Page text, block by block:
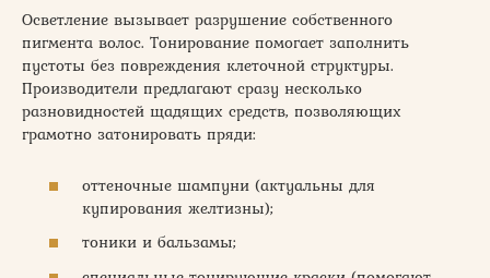
Осветление вызывает разрушение собственного
пигмента волос. Тонирование помогает заполнить
пустоты без повреждения клеточной структуры.
Производители предлагают сразу несколько
разновидностей щадящих средств, позволяющих
грамотно затонировать пряди:
оттеночные шампуни (актуальны для
купирования желтизны);
тоники и бальзамы;